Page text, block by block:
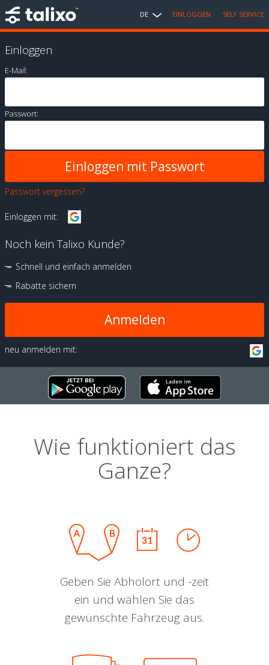
DE EINLOGGEN SELF SERVICE
Einloggen
E-Mail:
Passwort:
Passwort vergessen?
Einloggen mit:
Noch kein Talixo Kunde?
Schnell und einfach anmelden
Rabatte sichern
Anmelden
neu anmelden mit:
Wie funktioniert das
Ganze?
Geben Sie Abholort und -zeit
ein und wählen Sie das
gewünschte Fahrzeug aus.